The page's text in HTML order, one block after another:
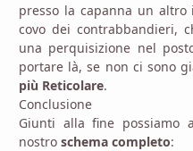
presso la capanna un altro
covo dei contrabbandieri,
una perquisizione nel
portare là, se non ci sono
più Reticolare.
Conclusione
Giunti alla fine possiamo
nostro schema completo: